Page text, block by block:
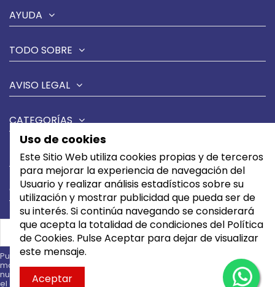
AYUDA
TODO SOBRE
AVISO LEGAL
CATEGORÍAS
MARCAS
CONTÁCTANOS
Puede darse de baja en cualquier
momento. Para ello, consulte
nuestra información de contacto en
el aviso legal.
Uso de cookies
Este Sitio Web utiliza cookies propias y de terceros
para mejorar la experiencia de navegación del
Usuario y realizar análisis estadísticos sobre su
utilización y mostrar publicidad que pueda ser de
su interés. Si continúa navegando se considerará
que acepta la totalidad de condiciones del Política
de Cookies. Pulse Aceptar para dejar de visualizar
este mensaje.
Aceptar